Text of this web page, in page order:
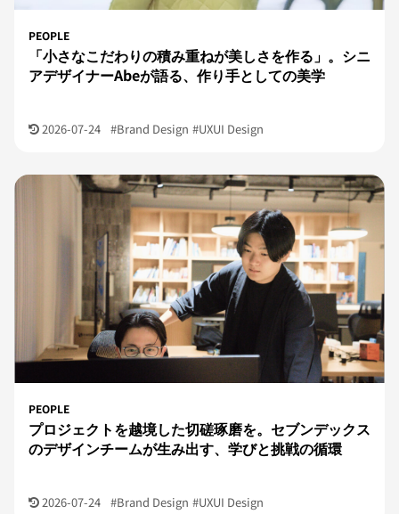
PEOPLE
「小さなこだわりの積み重ねが美しさを作る」。シニ
アデザイナーAbeが語る、作り手としての美学
2026-07-24 #Brand Design #UXUI Design
PEOPLE
プロジェクトを越境した切磋琢磨を。セブンデックス
のデザインチームが生み出す、学びと挑戦の循環
2026-07-24 #Brand Design #UXUI Design